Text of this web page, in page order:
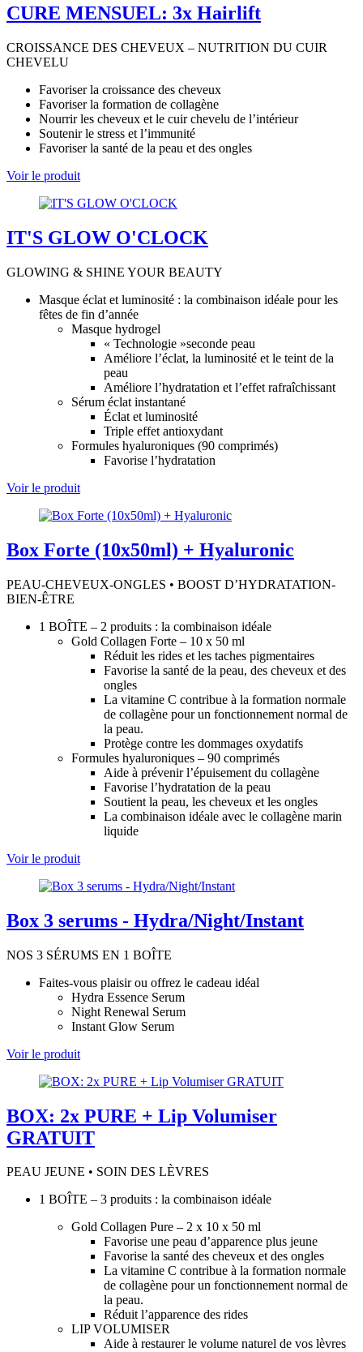
CURE MENSUEL: 3x Hairlift
CROISSANCE DES CHEVEUX – NUTRITION DU CUIR
CHEVELU
Favoriser la croissance des cheveux
Favoriser la formation de collagène
Nourrir les cheveux et le cuir chevelu de l’intérieur
Soutenir le stress et l’immunité
Favoriser la santé de la peau et des ongles
Voir le produit
IT'S GLOW O'CLOCK
GLOWING & SHINE YOUR BEAUTY
Masque éclat et luminosité : la combinaison idéale pour les
fêtes de fin d’année
Masque hydrogel
« Technologie »seconde peau
Améliore l’éclat, la luminosité et le teint de la
peau
Améliore l’hydratation et l’effet rafraîchissant
Sérum éclat instantané
Éclat et luminosité
Triple effet antioxydant
Formules hyaluroniques (90 comprimés)
Favorise l’hydratation
Voir le produit
Box Forte (10x50ml) + Hyaluronic
PEAU-CHEVEUX-ONGLES • BOOST D’HYDRATATION-
BIEN-ÊTRE
1 BOÎTE – 2 produits : la combinaison idéale
Gold Collagen Forte – 10 x 50 ml
Réduit les rides et les taches pigmentaires
Favorise la santé de la peau, des cheveux et des
ongles
La vitamine C contribue à la formation normale
de collagène pour un fonctionnement normal de
la peau.
Protège contre les dommages oxydatifs
Formules hyaluroniques – 90 comprimés
Aide à prévenir l’épuisement du collagène
Favorise l’hydratation de la peau
Soutient la peau, les cheveux et les ongles
La combinaison idéale avec le collagène marin
liquide
Voir le produit
Box 3 serums - Hydra/Night/Instant
NOS 3 SÉRUMS EN 1 BOÎTE
Faites-vous plaisir ou offrez le cadeau idéal
Hydra Essence Serum
Night Renewal Serum
Instant Glow Serum
Voir le produit
BOX: 2x PURE + Lip Volumiser
GRATUIT
PEAU JEUNE • SOIN DES LÈVRES
1 BOÎTE – 3 produits : la combinaison idéale
Gold Collagen Pure – 2 x 10 x 50 ml
Favorise une peau d’apparence plus jeune
Favorise la santé des cheveux et des ongles
La vitamine C contribue à la formation normale
de collagène pour un fonctionnement normal de
la peau.
Réduit l’apparence des rides
LIP VOLUMISER
Aide à restaurer le volume naturel de vos lèvres